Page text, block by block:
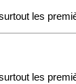
les
les